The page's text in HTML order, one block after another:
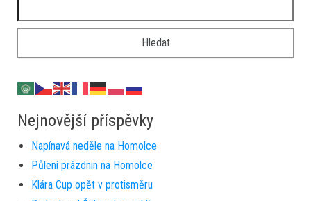
Nejnovější příspěvky
Napínavá neděle na Homolce
Půlení prázdnin na Homolce
Klára Cup opět v protisměru